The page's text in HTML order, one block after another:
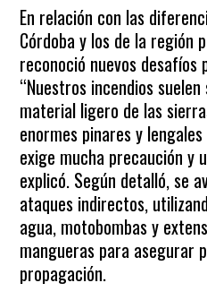
En relación con las
Córdoba y los de la región
reconoció nuevos desafíos
“Nuestros incendios
material ligero de las
enormes pinares y
exige mucha precaución y
explicó. Según detalló, se
ataques indirectos,
agua, motobombas y
mangueras para asegurar
propagación.